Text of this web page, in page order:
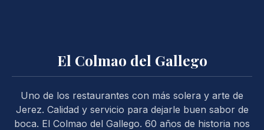
El Colmao del Gallego
Uno de los restaurantes con más solera y arte de
Jerez. Calidad y servicio para dejarle buen sabor de
boca. El Colmao del Gallego. 60 años de historia nos